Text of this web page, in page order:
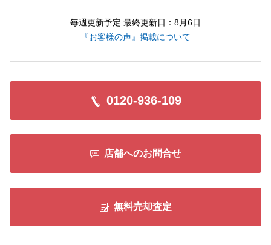
毎週更新予定 最終更新日：8月6日
『お客様の声』掲載について
0120-936-109
店舗へのお問合せ
無料売却査定